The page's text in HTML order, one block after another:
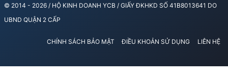
© 2014 - 2026 / HỘ KINH DOANH YCB / GIẤY ĐKHKD SỐ 41B8013641 DO
UBND QUẬN 2 CẤP
CHÍNH SÁCH BẢO MẬT ĐIỀU KHOẢN SỬ DỤNG LIÊN HỆ